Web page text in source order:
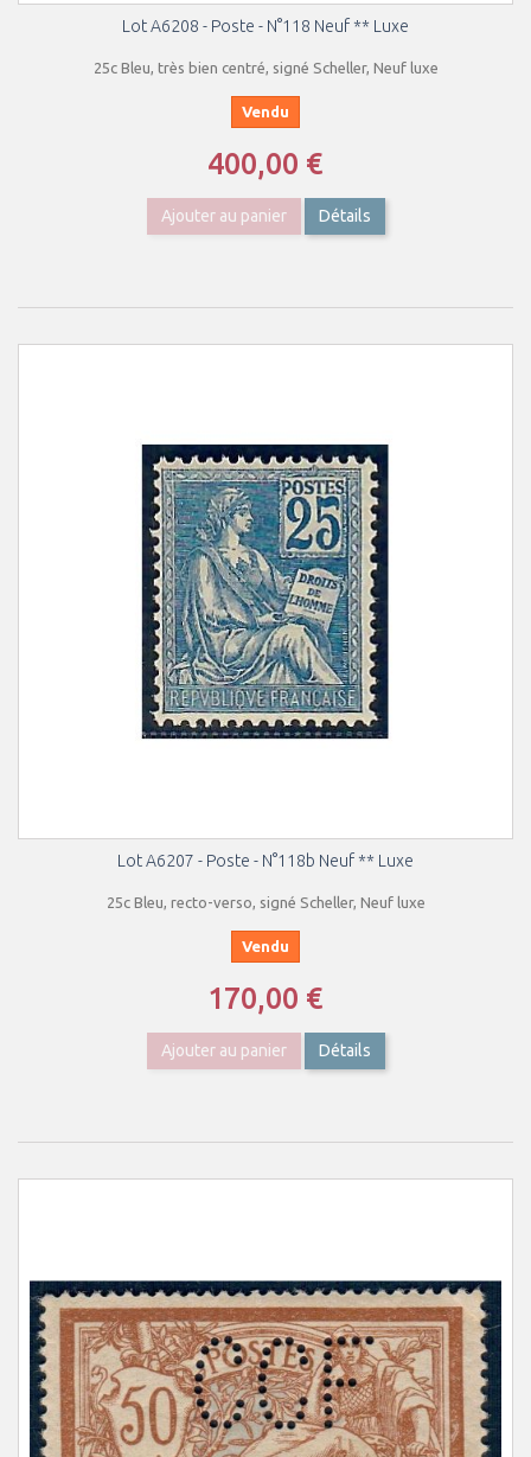
Lot A6208 - Poste - N°118 Neuf ** Luxe
25c Bleu, très bien centré, signé Scheller, Neuf luxe
Vendu
400,00 €
Ajouter au panier Détails
Lot A6207 - Poste - N°118b Neuf ** Luxe
25c Bleu, recto-verso, signé Scheller, Neuf luxe
Vendu
170,00 €
Ajouter au panier Détails